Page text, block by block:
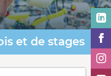
et de stages